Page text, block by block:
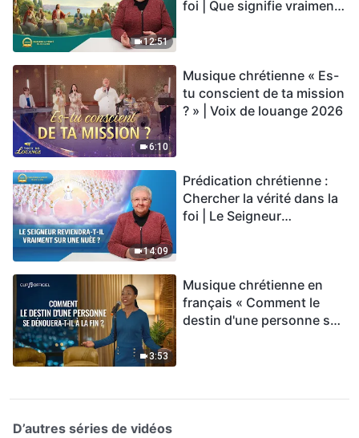
12:51
foi | Que signifie vraiment
6:10
Musique chrétienne « Es-
tu conscient de ta mission
? » | Voix de louange 2026
14:09
Prédication chrétienne :
Chercher la vérité dans la
foi | Le Seigneur
3:53
Musique chrétienne en
français « Comment le
destin d'une personne se
D’autres séries de vidéos